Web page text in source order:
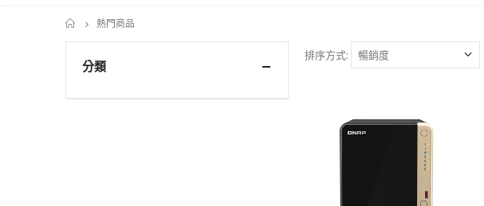
首
頁
熱門商品
排序方式:
分類